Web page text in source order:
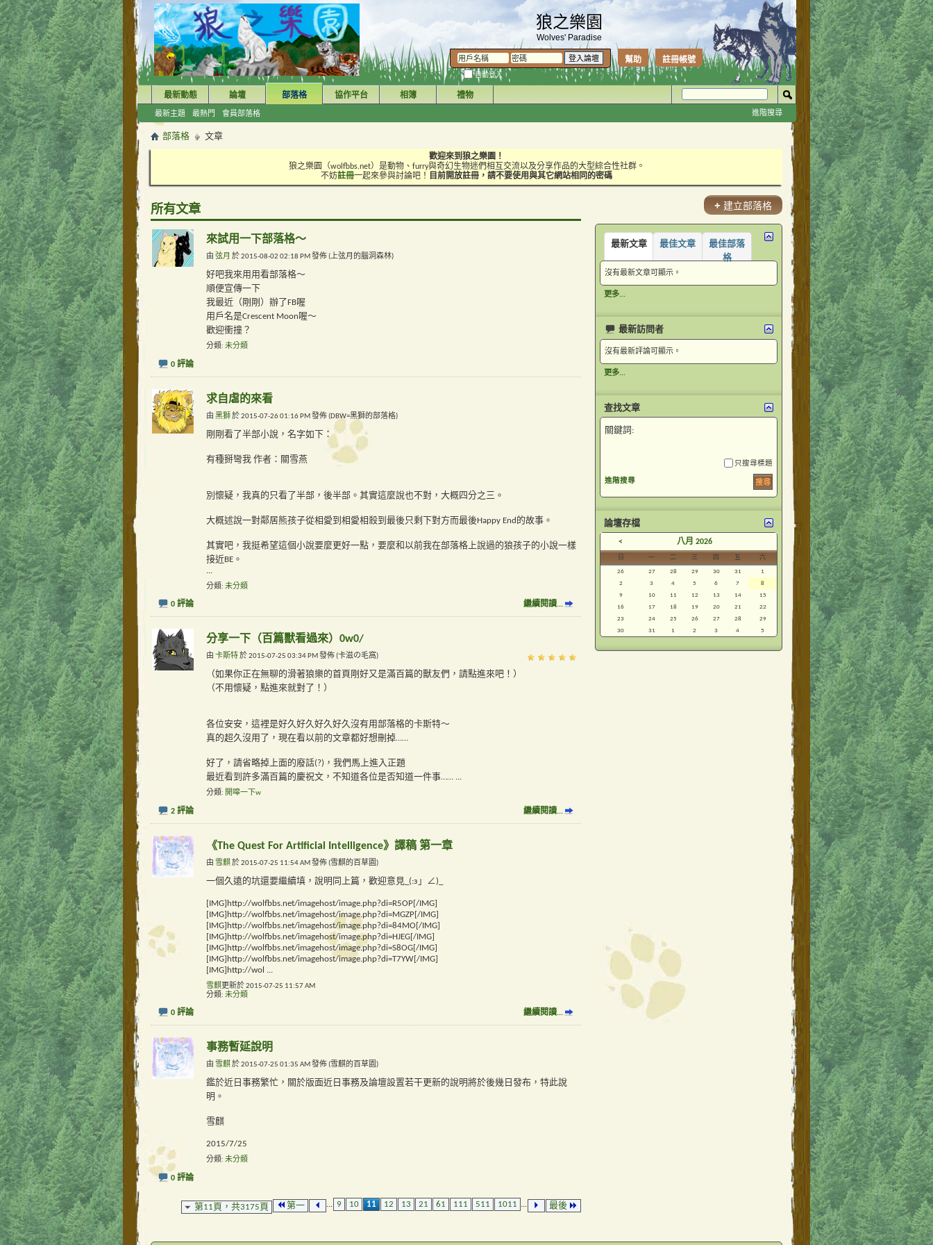
狼之樂園
Wolves' Paradise
註冊帳號
幫助
自動登入
最新動態 論壇 部落格
最新主題 最熱門 會員部落格
協作平台 相簿 禮物
進階搜尋
部落格 文章
歡迎來到狼之樂園！
狼之樂園（wolfbbs.net）是動物、furry與奇幻生物迷們相互交流以及分享作品的大型綜合性社群。
不妨註冊一起來參與討論吧！ 目前開放註冊，請不要使用與其它網站相同的密碼
所有文章
來試用一下部落格～
由 弦月 於 2015-08-02 02:18 PM 發佈 (上弦月的腦洞森林)
好吧我來用用看部落格～
順便宣傳一下
我最近（剛剛）辦了FB喔
用戶名是Crescent Moon喔～
歡迎衝撞？
分類 未分類
0 評論
求自虐的來看
由 黑獅於 2015-07-26 01:16 PM 發佈 (DBW=黑獅的部落格)
剛剛看了半部小說，名字如下：
有種掰彎我 作者：關雪燕
別懷疑，我真的只看了半部，後半部。其實這麼說也不對，大概四分之三。
大概述說一對鄰居熊孩子從相愛到相愛相殺到最後只剩下對方而最後Happy End的故事。
其實吧，我挺希望這個小說要麼更好一點，要麼和以前我在部落格上說過的狼孩子的小說一樣
接近BE。
分類 未分類
0 評論 繼續閱讀...
分享一下（百篇獸看過來）0w0/
由 卡斯特於 2015-07-25 03:34 PM 發佈 (卡滋の毛窩)
（如果你正在無聊的滑著狼樂的首頁剛好又是滿百篇的獸友們，請點進來吧！）
（不用懷疑，點進來就對了！）
各位安安，這裡是好久好久好久好久沒有用部落格的卡斯特～
真的超久沒用了，現在看以前的文章都好想刪掉……
好了，請省略掉上面的廢話(?)，我們馬上進入正題
最近看到許多滿百篇的慶祝文，不知道各位是否知道一件事…… ...
分類 開嗥一下w
2 評論 繼續閱讀...
《The Quest For Artificial Intelligence》譯稿 第一章
由 雪麒於 2015-07-25 11:54 AM 發佈 (雪麒的百草園)
一個久遠的坑還要繼續填，說明同上篇，歡迎意見_(:з」∠)_
[IMG]http://wolfbbs.net/imagehost/image.php?di=R5OP[/IMG]
[IMG]http://wolfbbs.net/imagehost/image.php?di=MGZP[/IMG]
[IMG]http://wolfbbs.net/imagehost/image.php?di=84MO[/IMG]
[IMG]http://wolfbbs.net/imagehost/image.php?di=HJEG[/IMG]
[IMG]http://wolfbbs.net/imagehost/image.php?di=S8OG[/IMG]
[IMG]http://wolfbbs.net/imagehost/image.php?di=T7YW[/IMG]
[IMG]http://wol
雪麒更新於 2015-07-25 11:57 AM
分類 未分類
0 評論 繼續閱讀...
事務暫延說明
由 雪麒於 2015-07-25 01:35 AM 發佈 (雪麒的百草園)
鑑於近日事務繁忙，關於版面近日事務及論壇設置若干更新的說明將於後幾日發布，特此說
明。
雪麒
2015/7/25
分類 未分類
0 評論
第11頁，共3175頁 第一 9 10 11 12 13 21 61 111 511 1011 最後
+ 建立部落格
最新文章 最佳文章
最佳部落
格
沒有最新文章可顯示。
更多...
最新訪問者
沒有最新評論可顯示。
更多...
查找文章
關鍵詞:
只搜尋標題
進階搜尋
論壇存檔
< 八月 2026
日 一 二 三 四 五 六
26 27 28 29 30 31
1
2
3 4 5 6 7
8
9
10 11 12 13 14
15
16
17 18 19 20 21
22
23
24 25 26 27 28
29
30
31 1 2 3 4 5